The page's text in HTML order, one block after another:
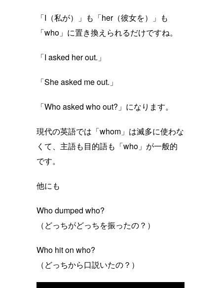
「I（私が）」も「her（彼女を）」も
「who」に置き換えられるだけですね。
「I asked her out.」
「She asked me out.」
「Who asked who out?」になります。
現代の英語では「whom」は滅多に使わな
くて、主語も目的語も「who」が一般的
です。
他にも
Who dumped who?
（どっちがどっちを振ったの？）
Who hit on who?
（どっちから口説いたの？）